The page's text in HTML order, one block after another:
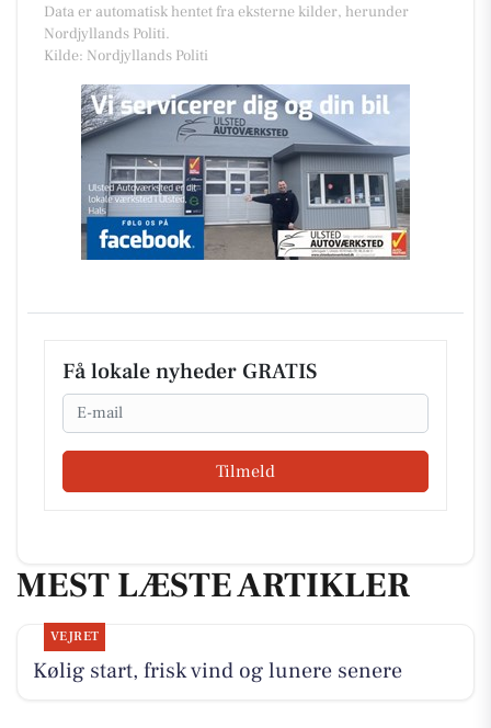
Data er automatisk hentet fra eksterne kilder, herunder
Nordjyllands Politi.
Kilde: Nordjyllands Politi
Få lokale nyheder GRATIS
Email
Tilmeld
MEST LÆSTE ARTIKLER
VEJRET
Kølig start, frisk vind og lunere senere